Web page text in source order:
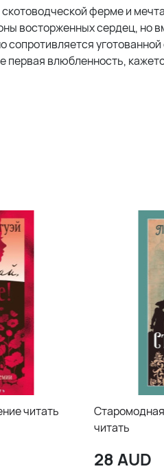
ферме и
восторженных сердец, но
влюбленность,
читать
читать
28AUD